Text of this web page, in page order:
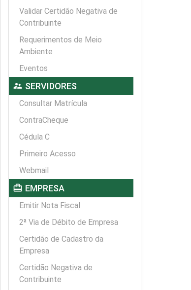
Validar Certidão Negativa de
Contribuinte
Requerimentos de Meio
Ambiente
Eventos
supervisor_account SERVIDORES
Consultar Matrícula
ContraCheque
Cédula C
Primeiro Acesso
Webmail
card_travel EMPRESA
Emitir Nota Fiscal
2ª Via de Débito de Empresa
Certidão de Cadastro da
Empresa
Certidão Negativa de
Contribuinte